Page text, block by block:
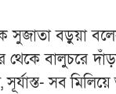
সুজাতা বড়ুয়া
থেকে বালুচরে
সব